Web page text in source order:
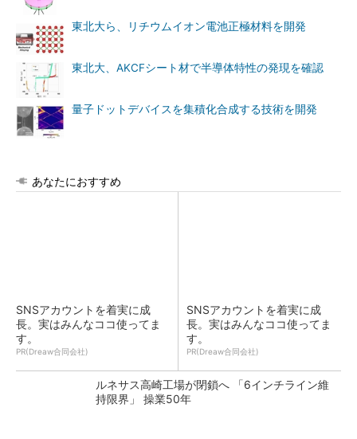
東北大ら、リチウムイオン電池正極材料を開発
東北大、AKCFシート材で半導体特性の発現を確認
量子ドットデバイスを集積化合成する技術を開発
あなたにおすすめ
SNSアカウントを着実に成
長。実はみんなココ使ってま
す。
PR(Dreaw合同会社)
SNSアカウントを着実に成
長。実はみんなココ使ってま
す。
PR(Dreaw合同会社)
ルネサス高崎工場が閉鎖へ 「6インチライン維
持限界」 操業50年